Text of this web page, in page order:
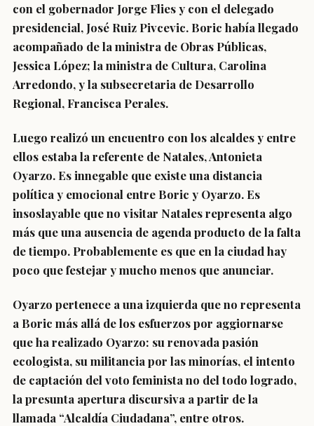
con el gobernador Jorge Flies y con el delegado
presidencial, José Ruiz Pivcevic. Boric había llegado
acompañado de la ministra de Obras Públicas,
Jessica López; la ministra de Cultura, Carolina
Arredondo, y la subsecretaria de Desarrollo
Regional, Francisca Perales.
Luego realizó un encuentro con los alcaldes y entre
ellos estaba la referente de Natales, Antonieta
Oyarzo. Es innegable que existe una distancia
política y emocional entre Boric y Oyarzo. Es
insoslayable que no visitar Natales representa algo
más que una ausencia de agenda producto de la falta
de tiempo. Probablemente es que en la ciudad hay
poco que festejar y mucho menos que anunciar.
Oyarzo pertenece a una izquierda que no representa
a Boric más allá de los esfuerzos por aggiornarse
que ha realizado Oyarzo: su renovada pasión
ecologista, su militancia por las minorías, el intento
de captación del voto feminista no del todo logrado,
la presunta apertura discursiva a partir de la
llamada “Alcaldía Ciudadana”, entre otros.